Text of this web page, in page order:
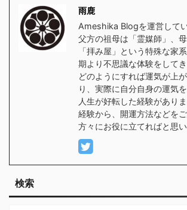
雨鹿
Ameshika Blogを運営して
父方の祖母は「霊媒師」、
「拝み屋」という特殊な家
期より不思議な体験をしてき
どのようにすれば運気が上
り、実際に自分自身の運気
人生が好転した経験があり
経験から、開運方法などを
方々にお役に立てればと思い
検索